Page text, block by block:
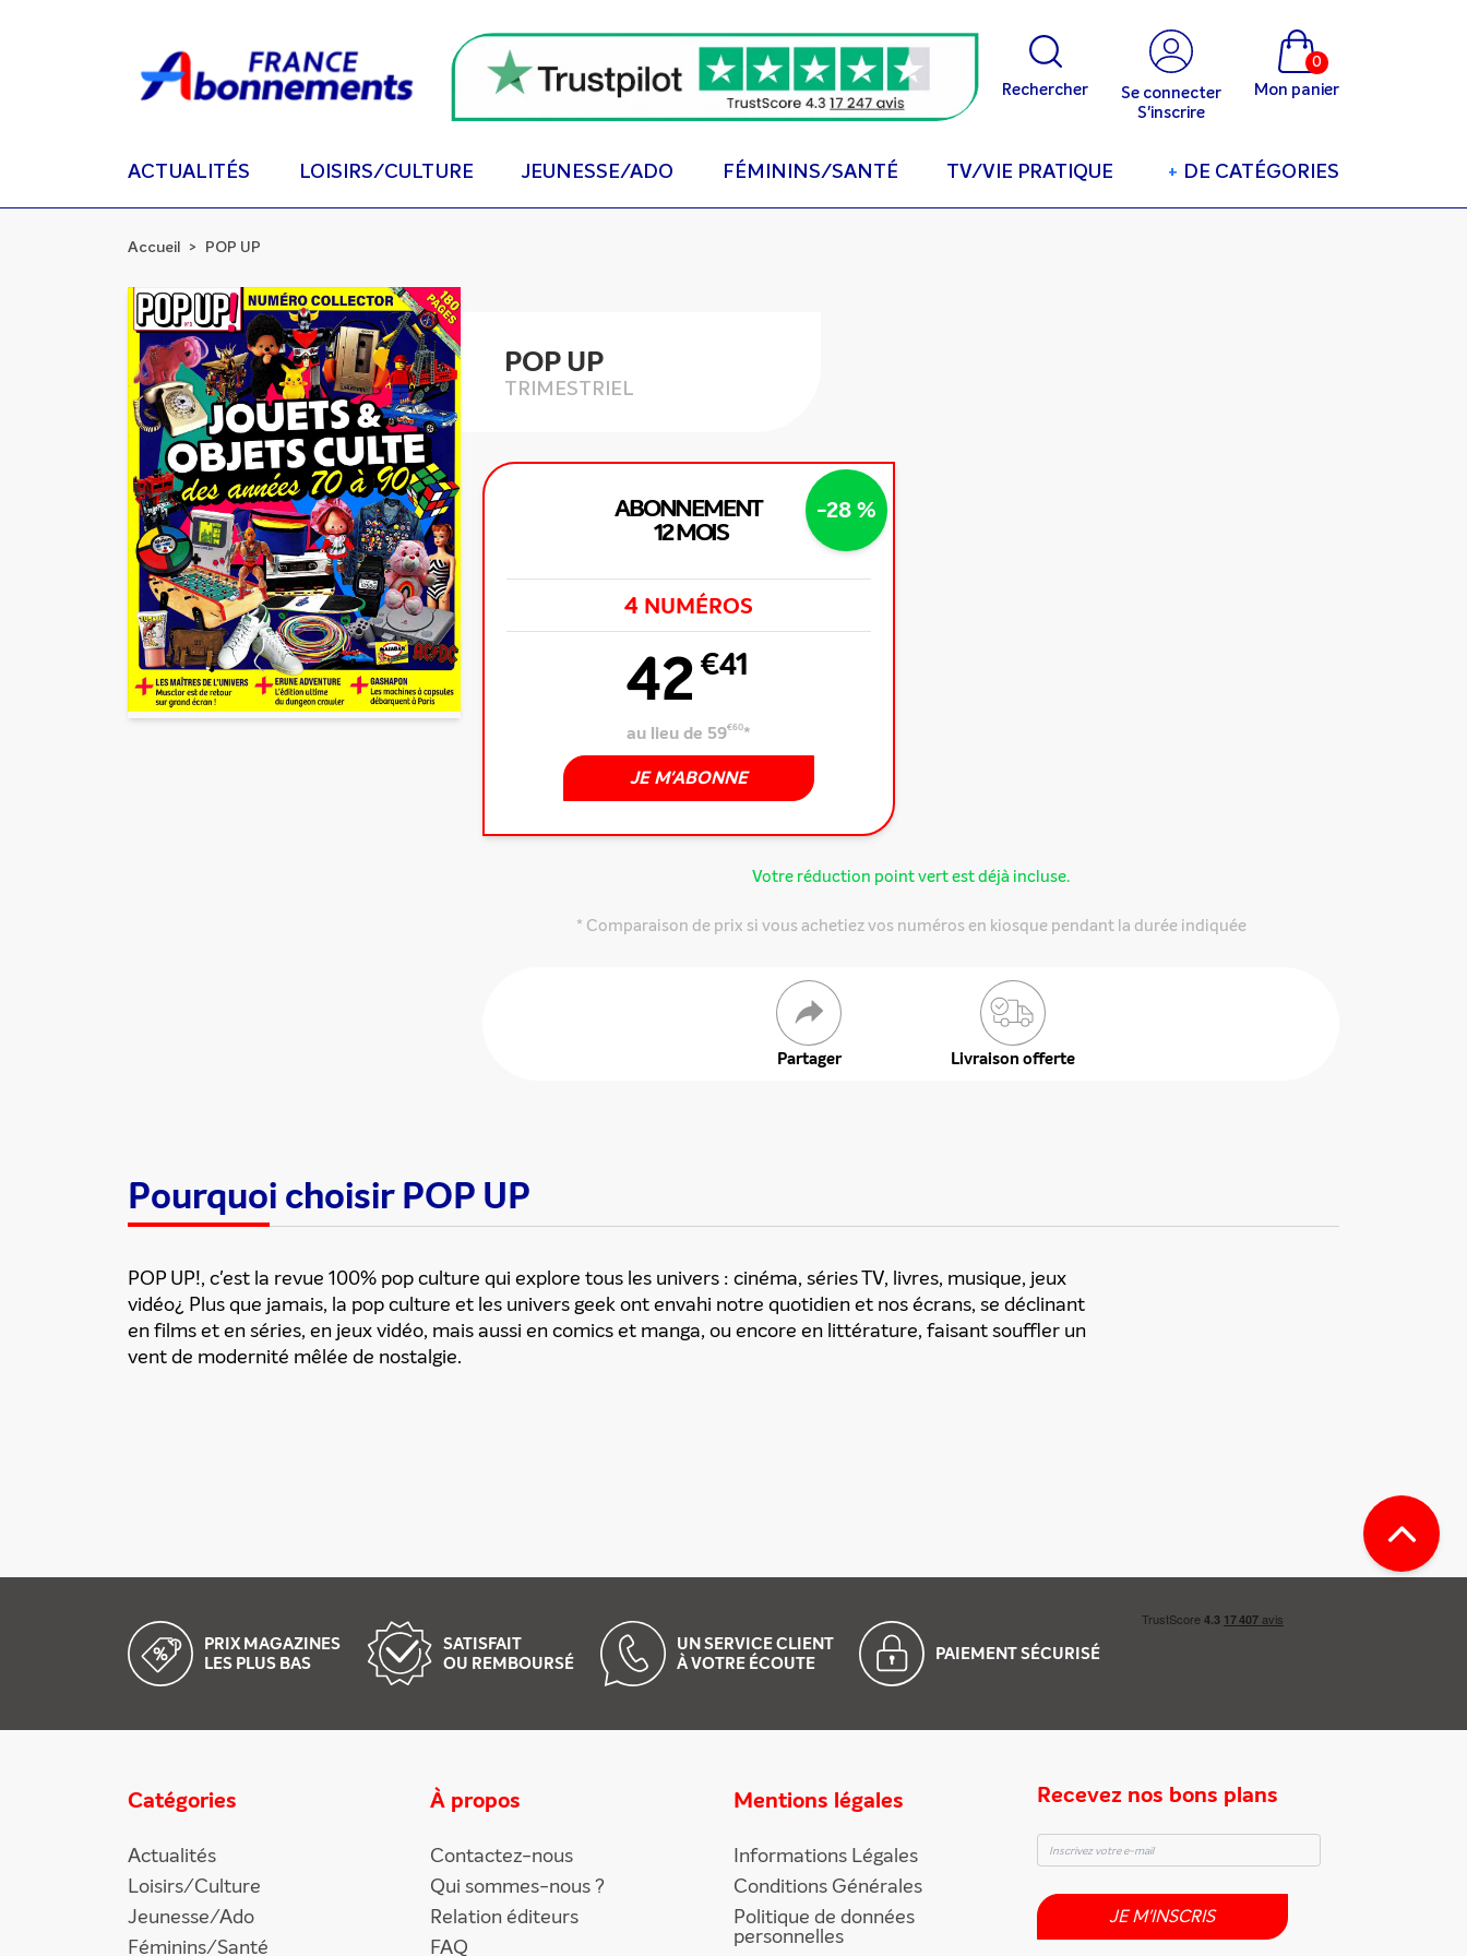
Rechercher
Se connecter
S'inscrire
Mon panier
0
ACTUALITÉS LOISIRS/CULTURE JEUNESSE/ADO FÉMININS/SANTÉ TV/VIE PRATIQUE + DE CATÉGORIES
Accueil POP UP
POP UP
TRIMESTRIEL
-28 %
ABONNEMENT
12 MOIS
4 NUMÉROS
42€41
au lieu de 59€60*
JE M'ABONNE
Votre réduction point vert est déjà incluse.
* Comparaison de prix si vous achetiez vos numéros en kiosque pendant la durée indiquée
Partager Livraison offerte
ENVOYER
Pourquoi choisir POP UP
POP UP!, c'est la revue 100% pop culture qui explore tous les univers : cinéma, séries TV, livres, musique, jeux
vidéo¿ Plus que jamais, la pop culture et les univers geek ont envahi notre quotidien et nos écrans, se déclinant
en films et en séries, en jeux vidéo, mais aussi en comics et manga, ou encore en littérature, faisant souffler un
vent de modernité mêlée de nostalgie.
PRIX MAGAZINES
LES PLUS BAS
SATISFAIT
OU REMBOURSÉ
UN SERVICE CLIENT
À VOTRE ÉCOUTE
PAIEMENTSÉCURISÉ
Catégories
Actualités
Loisirs/Culture
Jeunesse/Ado
Féminins/Santé
À propos
Contactez-nous
Qui sommes-nous ?
Relation éditeurs
FAQ
Mentions légales
Informations Légales
Conditions Générales
Politique de données
personnelles
Recevez nos bons plans
JE M'INSCRIS